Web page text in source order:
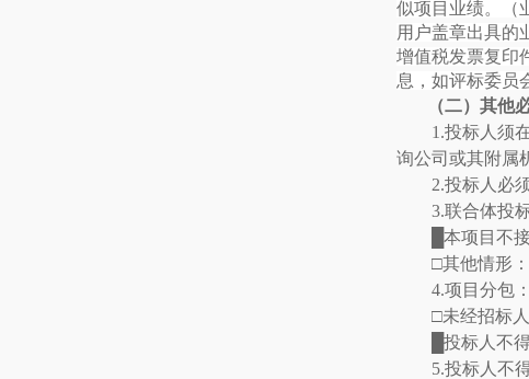
似项目业绩。（
用户盖章出具的
增值税发票复印
息，如评标委员
（二） 其他
1.投标人须
询公司或其附属
2.投标人必
3.联合体投标
█本项目不
□其他情形：
4.项目分包：
□未经招标
█投标人不
5.投标人 不